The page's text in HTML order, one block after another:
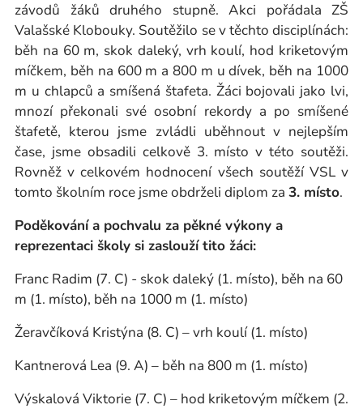
závodů žáků druhého stupně. Akci pořádala ZŠ
Valašské Klobouky. Soutěžilo se v těchto disciplínách:
běh na 60 m, skok daleký, vrh koulí, hod kriketovým
míčkem, běh na 600 m a 800 m u dívek, běh na 1000
m u chlapců a smíšená štafeta. Žáci bojovali jako lvi,
mnozí překonali své osobní rekordy a po smíšené
štafetě, kterou jsme zvládli uběhnout v nejlepším
čase, jsme obsadili celkově 3. místo v této soutěži.
Rovněž v celkovém hodnocení všech soutěží VSL v
tomto školním roce jsme obdrželi diplom za 3. místo.
Poděkování a pochvalu za pěkné výkony a
reprezentaci školy si zaslouží tito žáci:
Franc Radim (7. C) - skok daleký (1. místo), běh na 60
m (1. místo), běh na 1000 m (1. místo)
Žeravčíková Kristýna (8. C) – vrh koulí (1. místo)
Kantnerová Lea (9. A) – běh na 800 m (1. místo)
Výskalová Viktorie (7. C) – hod kriketovým míčkem (2.